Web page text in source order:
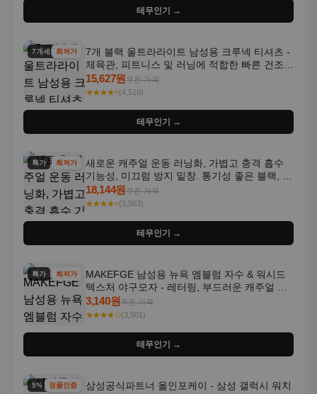
테무인기 →
7개세트최저가
7개 블랙 울트라라이트 남성용 크루넥 티셔츠 -
체육관, 피트니스 및 러닝에 적합한 빠른 건조,
통기성 좋은 수분 흡수 반팔 운동복
15,627원쿠폰 가격
★★★★⭐(4,518)
테무인기 →
특가 최저가
새로운 캐주얼 운동 러닝화, 가볍고 충격 흡수
기능성, 미끄럼 방지 밑창. 통기성 좋은 블랙, 화
이트, 퍼플 그라데이션 색상
18,144원쿠폰 가격
★★★★⭐(3,563)
테무인기 →
특가 최저가
MAKEFGE 남성용 뉴욕 엠블럼 자수 & 워시드
텍스처 야구모자 - 레터링, 부드러운 캐주얼 모
자, NYC 스타일
3,140원쿠폰 가격
★★★★☆(3,501)
테무인기 →
5% 할인정품인증
삼성공식파트너 올인포케이 - 삼성 갤럭시 워치